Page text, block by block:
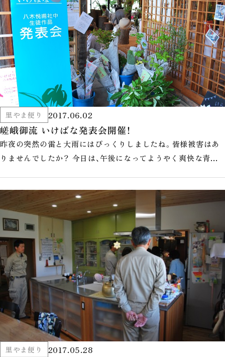
里やま便り 2017.06.02
嵯峨御流 いけばな発表会開催！
昨夜の突然の雷と大雨にはびっくりしましたね。皆様被害はあ
りませんでしたか？ 今日は、午後になってようやく爽快な青空
里やま便り 2017.05.28